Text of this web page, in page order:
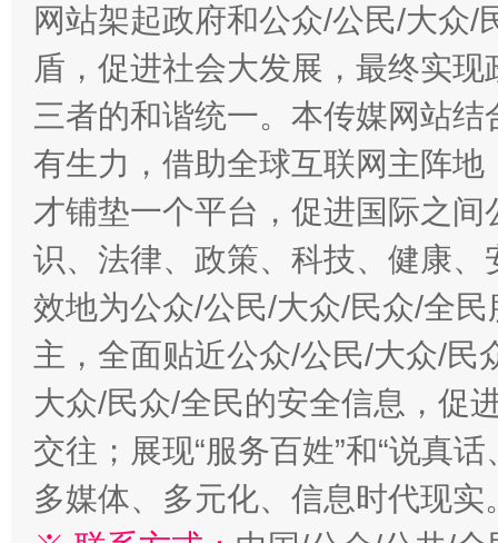
网站架起政府和公众/公民/大众
盾，促进社会大发展，最终实
三者的和谐统一。本传媒网站
有生力，借助全球互联网主阵
才铺垫一个平台，促进国际之
识、法律、政策、科技、健康
效地为公众/公民/大众/民众/全
主，全面贴近公众/公民/大众/民
大众/民众/全民的安全信息，促
交往；展现“服务百姓”和“说真
多媒体、多元化、信息时代现实